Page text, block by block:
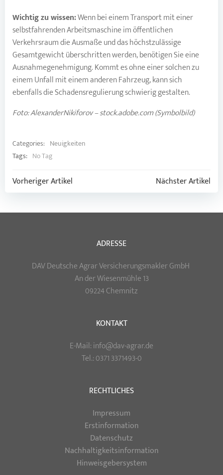
Wichtig zu wissen:Wenn bei einem Transport mit einer
selbstfahrenden Arbeitsmaschine im öffentlichen
Verkehrsraum die Ausmaße und das höchstzulässige
Gesamtgewicht überschritten werden, benötigen Sie eine
Ausnahmegenehmigung. Kommt es ohne einer solchen zu
einem Unfall mit einem anderen Fahrzeug, kann sich
ebenfalls die Schadensregulierung schwierig gestalten.
Foto: AlexanderNikiforov – stock.adobe.com (Symbolbild)
Categories: Neuigkeiten
Tags: No Tag
Post
navigation
Vorheriger Artikel Post
navigation
Nächster Artikel
ADRESSE
DAV Deutsche Agrar Versicherungsmakler GmbH
An der Wiesenmühle 13
09224 Chemnitz
KONTAKT
E-Mail: info@dav-agrar.de
Tel.: 0371 3371493-0
RECHTLICHES
Impressum
Erstinformation
Datenschutz
Nachhaltigkeitsinformation
Hinweisgebersystem